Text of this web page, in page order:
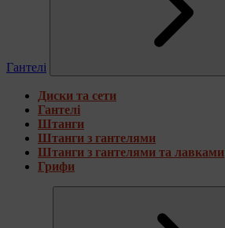
Гантелі
Диски та сети
Гантелі
Штанги
Штанги з гантелями
Штанги з гантелями та лавками
Грифи